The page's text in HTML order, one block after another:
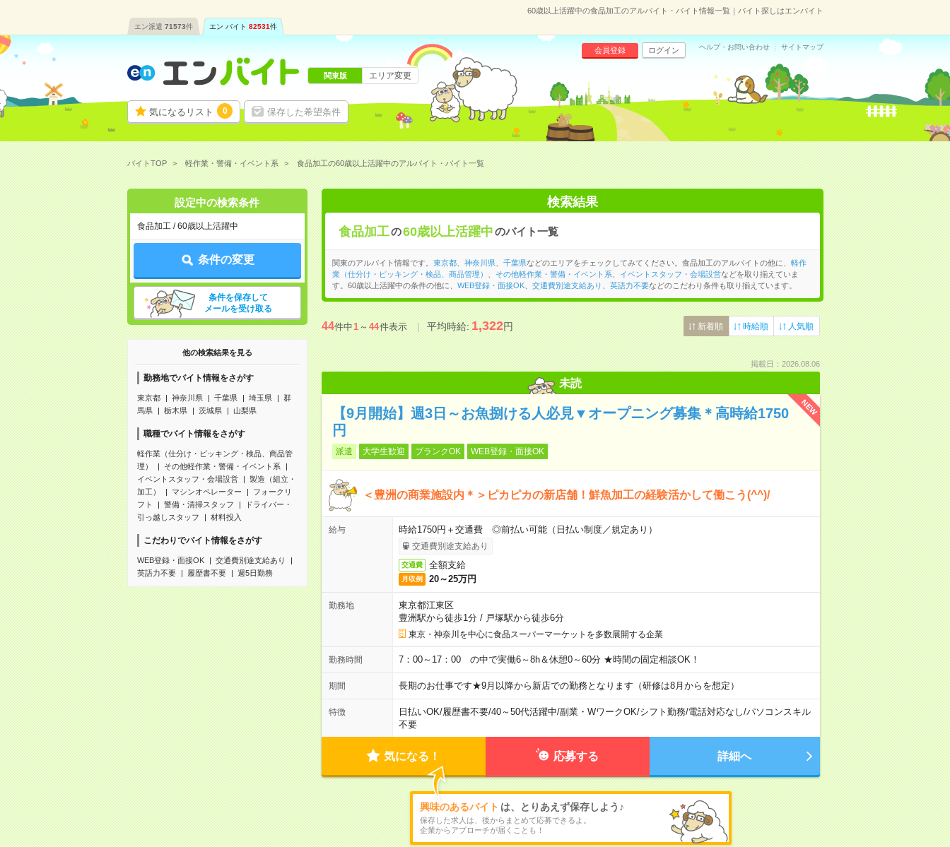
60歳以上活躍中の食品加工のアルバイト・バイト情報一覧｜バイト探しはエンバイト
エン派遣 71573件 エン バイト 82531件
気になるリスト 0 保存した希望条件
会員登録 ログイン ヘルプ・お問い合わせ サイトマップ
関東版 エリア変更
バイトTOP 軽作業・警備・イベント系 食品加工の60歳以上活躍中のアルバイト・バイト一覧
設定中の検索条件
食品加工 / 60歳以上活躍中
条件の変更
条件を保存して
メールを受け取る
他の検索結果を見る
勤務地でバイト情報をさがす
東京都 神奈川県 千葉県 埼玉県
群
馬県
栃木県 茨城県 山梨県
職種でバイト情報をさがす
軽作業（仕分け・ピッキング・検品、商品管
理）
その他軽作業・警備・イベント系
イベントスタッフ・会場設営
製造（組立・
加工）
マシンオペレーター
フォークリ
フト
警備・清掃スタッフ
ドライバー・
引っ越しスタッフ
材料投入
こだわりでバイト情報をさがす
WEB登録・面接OK
交通費別途支給あり
英語力不要
履歴書不要 週5日勤務
検索結果
食品加工の60歳以上活躍中のバイト一覧
関東のアルバイト情報です。 東京都、 神奈川県、 千葉県などのエリアをチェックしてみてください。食品加工のアルバイトの他に、 軽作
業（仕分け・ピッキング・検品、商品管理）
その他軽作業・警備・イベント系 イベントスタッフ・会場設営などを取り揃えていま
す。60歳以上活躍中の条件の他に、 WEB登録・面接OK、 交通費別途支給あり 英語力不要などのこだわり条件も取り揃えています。
44件中1～44件表示 平均時給:1,322円 新着順 時給順 人気順
掲載日：2026.08.06
未読
NEW
【9月開始】週3日～お魚捌ける人必見▼オープニング募集＊高時給1750
円
派遣 大学生歓迎 ブランクOK WEB登録・面接OK
＜豊洲の商業施設内＊＞ピカピカの新店舗！鮮魚加工の経験活かして働こう(^^)/
給与 時給1750円＋交通費 ◎前払い可能（日払い制度／規定あり）
交通費別途支給あり
交通費 全額支給
月収例 20～25万円
勤務地
東京都江東区
豊洲駅から徒歩1分/ 戸塚駅から徒歩6分
東京・神奈川を中心に食品スーパーマーケットを多数展開する企業
勤務時間 7：00～17：00 の中で実働6～8h＆休憩0～60分 ★時間の固定相談OK！
期間 長期のお仕事です★9月以降から新店での勤務となります（研修は8月からを想定）
特徴 日払いOK/履歴書不要/40～50代活躍中/副業・WワークOK/シフト勤務/電話対応なし/パソコンスキル
不要
気になる！ 応募する 詳細へ
興味のあるバイト は、とりあえず保存しよう♪
保存した求人は、後からまとめて応募できるよ。
企業からアプローチが届くことも！